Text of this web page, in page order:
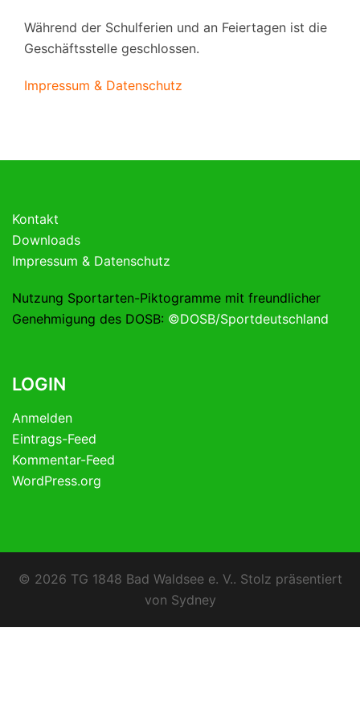
Während der Schulferien und an Feiertagen ist die
Geschäftsstelle geschlossen.
Impressum & Datenschutz
Kontakt
Downloads
Impressum & Datenschutz
Nutzung Sportarten-Piktogramme mit freundlicher
Genehmigung des DOSB: ©DOSB/Sportdeutschland
LOGIN
Anmelden
Eintrags-Feed
Kommentar-Feed
WordPress.org
© 2026 TG 1848 Bad Waldsee e. V.. Stolz präsentiert
von Sydney